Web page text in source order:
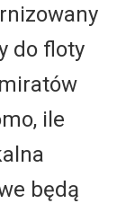
do floty
ile
będą